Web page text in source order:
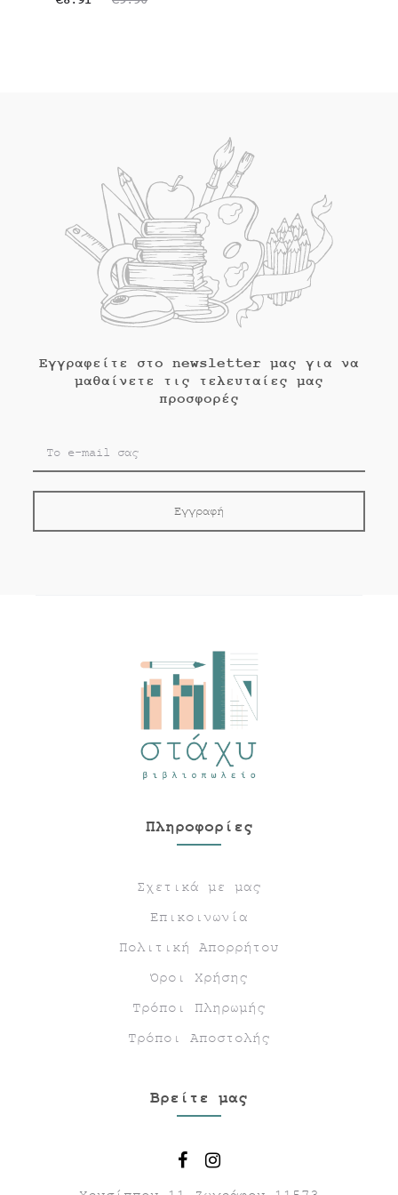
Εγγραφείτε στο newsletter μας για να
μαθαίνετε τις τελευταίες μας
προσφορές
Πληροφορίες
Σχετικά με μας
Επικοινωνία
Πολιτική Απορρήτου
Όροι Χρήσης
Τρόποι Πληρωμής
Τρόποι Αποστολής
Βρείτε μας